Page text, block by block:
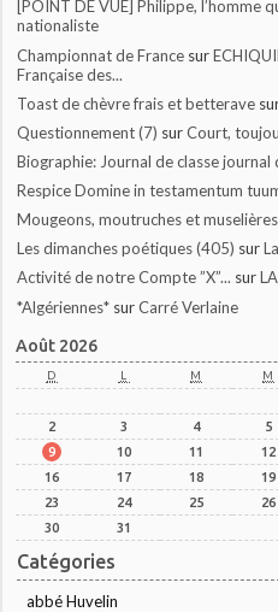
[POINT DE VUE] Philippe, l’homme
nationaliste
Championnat de France sur
Française des...
Toast de chèvre frais et betterave
Questionnement (7) surCourt,
Biographie: Journal de classe journal
Respice Domine in testamentum
Mougeons, moutruches et
Les dimanches poétiques (405) sur
Activité de notre Compte ”X”... sur
*Algériennes* surCarré Verlaine
Août 2026
D L M M
2
3 4 5
9
10 11 12
16
17 18 19
23
24 25 26
30
31
Catégories
abbé Huvelin